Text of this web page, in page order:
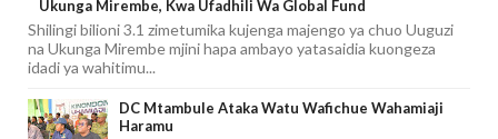
Ukunga Mirembe, Kwa Ufadhili Wa Global Fund
Shilingi bilioni 3.1 zimetumika kujenga majengo ya chuo Uuguzi
na Ukunga Mirembe mjini hapa ambayo yatasaidia kuongeza
idadi ya wahitimu...
DC Mtambule Ataka Watu Wafichue Wahamiaji
Haramu